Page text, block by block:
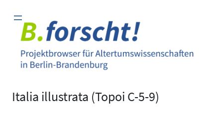
Inhalt
springen
Italia illustrata (Topoi C-5-9)